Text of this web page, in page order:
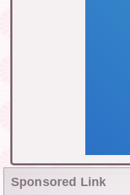
Sponsored Link